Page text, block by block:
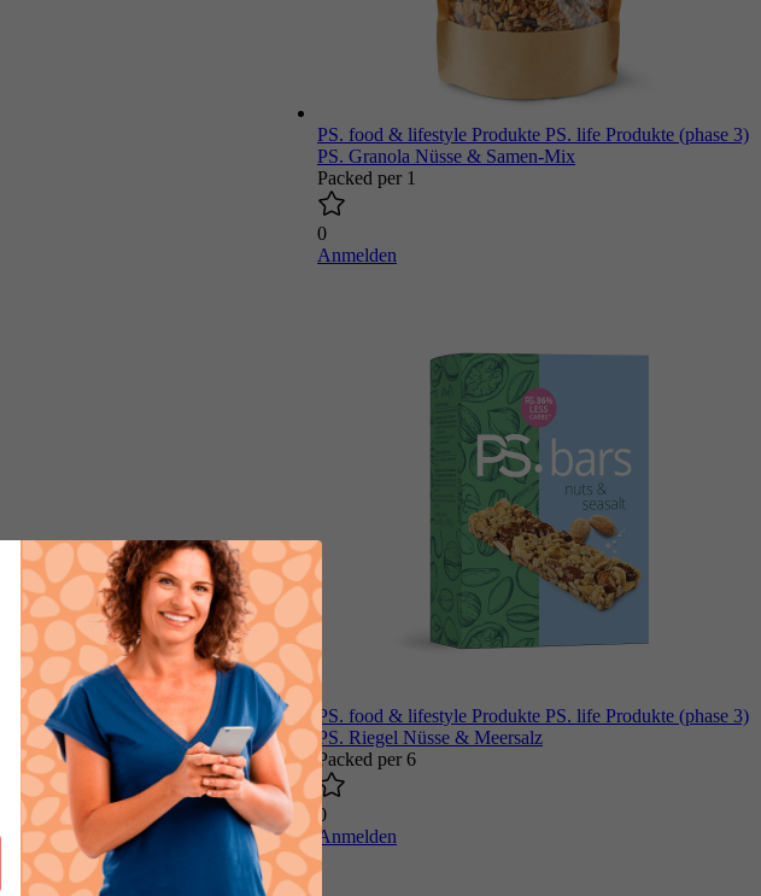
PS. food & lifestyle Produkte PS. life Produkte (phase 3)
PS. Granola Nüsse & Samen-Mix
Packed per 1
0
Anmelden
PS. food & lifestyle Produkte PS. life Produkte (phase 3)
PS. Riegel Nüsse & Meersalz
Packed per 6
0
Anmelden